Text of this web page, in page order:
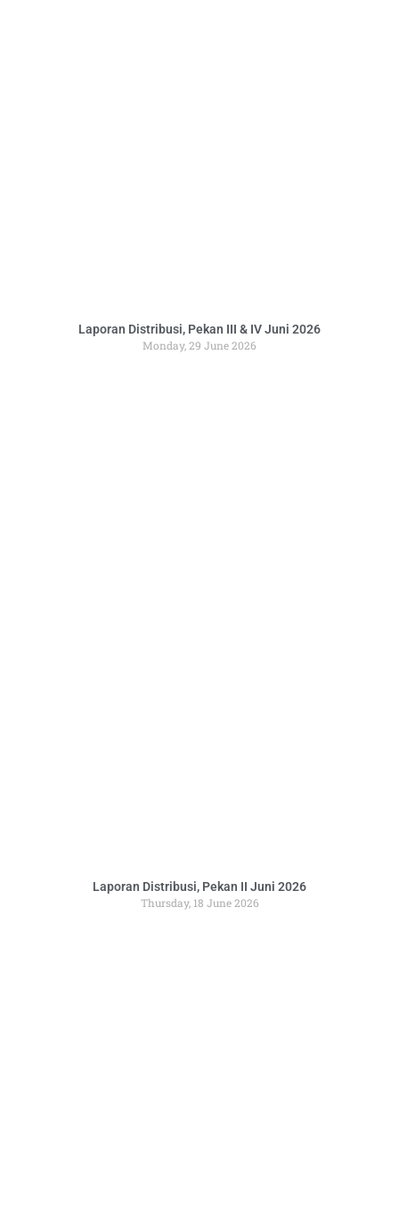
Laporan Distribusi, Pekan III & IV Juni 2026
Monday, 29 June 2026
Laporan Distribusi, Pekan II Juni 2026
Thursday, 18 June 2026